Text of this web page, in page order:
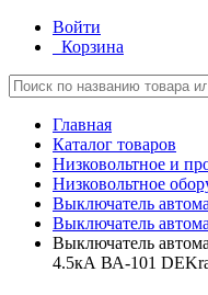
Войти
Корзина
Главная
Каталог товаров
Низковольтное и
Низковольтное
Выключатель
Выключатель
Выключатель
4.5кА ВА-101